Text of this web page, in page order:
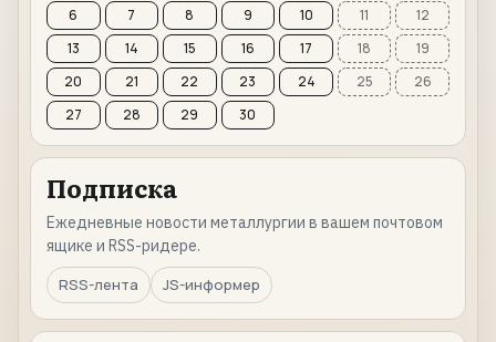
6
7 8 9 10 11
12
13
14 15 16 17 18
19
20
21 22 23 24 25
26
27
28 29 30
Подписка
Ежедневные новости металлургии в вашем почтовом
ящике и RSS-ридере.
RSS-лента
JS-информер